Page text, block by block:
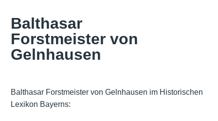
Balthasar
Forstmeister von
Gelnhausen
Balthasar Forstmeister von Gelnhausen im Historischen
Lexikon Bayerns: